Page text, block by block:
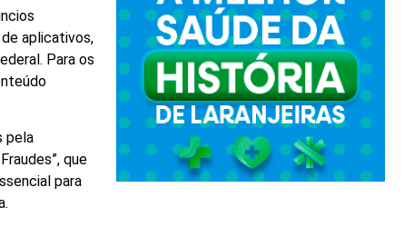
aplicativos,
Para os
pela
que
para